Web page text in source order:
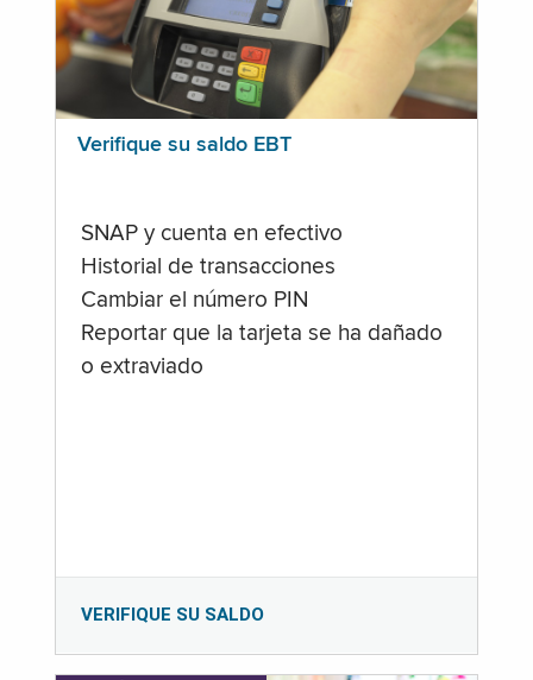
Verifique su saldo EBT
SNAP y cuenta en efectivo
Historial de transacciones
Cambiar el número PIN
Reportar que la tarjeta se ha dañado
o extraviado
VERIFIQUE SU SALDO